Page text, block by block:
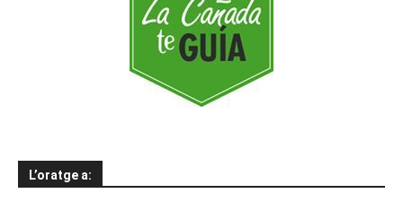
L’oratge a: